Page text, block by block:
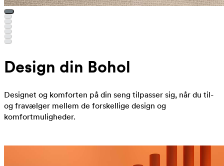
Design din Bohol
Designet og komforten på din seng tilpasser sig, når du til-
og fravælger mellem de forskellige design og
komfortmuligheder.